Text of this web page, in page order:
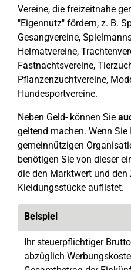
Vereine, die freizeitnahe
"Eigennutz" fördern, z. B.
Gesangvereine,
Heimatvereine,
Fastnachtsvereine,
Pflanzenzuchtvereine,
Hundesportvereine.
Neben Geld- können Sie
geltend machen. Wenn Sie
gemeinnützigen
benötigen Sie von dieser
die den Marktwert und den
Kleidungsstücke auflistet.
Beispiel
Ihr steuerpflichtiger
abzüglich